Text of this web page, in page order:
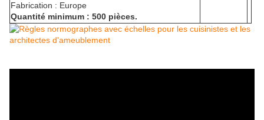
Fabrication : Europe
Quantité minimum : 500 pièces.